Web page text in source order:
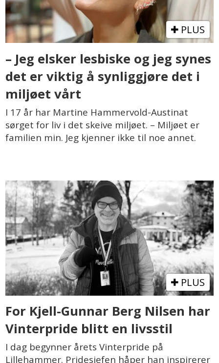
PLUS
– Jeg elsker lesbiske og jeg synes
det er viktig å synliggjøre det i
miljøet vårt
I 17 år har Martine Hammervold-Austinat
sørget for liv i det skeive miljøet. – Miljøet er
familien min. Jeg kjenner ikke til noe annet.
PLUS
For Kjell-Gunnar Berg Nilsen har
Vinterpride blitt en livsstil
I dag begynner årets Vinterpride på
Lillehammer. Pridesjefen håper han inspirerer